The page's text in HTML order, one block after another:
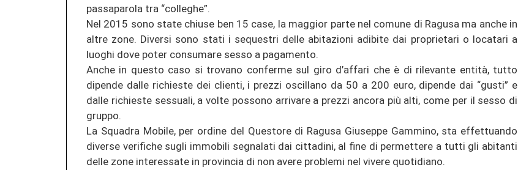
passaparola tra “colleghe”.
Nel 2015 sono state chiuse ben 15 case, la maggior parte nel comune di Ragusa ma anche in
altre zone. Diversi sono stati i sequestri delle abitazioni adibite dai proprietari o locatari a
luoghi dove poter consumare sesso a pagamento.
Anche in questo caso si trovano conferme sul giro d’affari che è di rilevante entità, tutto
dipende dalle richieste dei clienti, i prezzi oscillano da 50 a 200 euro, dipende dai “gusti” e
dalle richieste sessuali, a volte possono arrivare a prezzi ancora più alti, come per il sesso di
gruppo.
La Squadra Mobile, per ordine del Questore di Ragusa Giuseppe Gammino, sta effettuando
diverse verifiche sugli immobili segnalati dai cittadini, al fine di permettere a tutti gli abitanti
delle zone interessate in provincia di non avere problemi nel vivere quotidiano.